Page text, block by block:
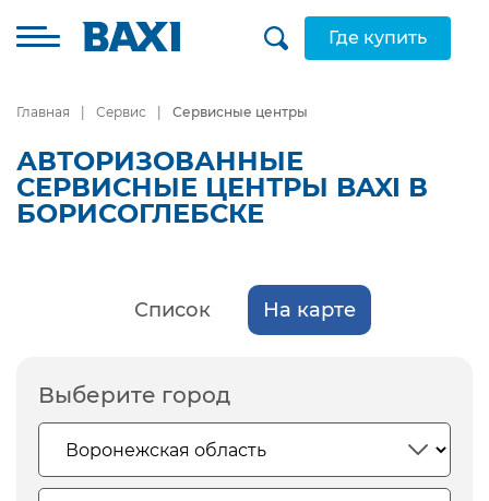
Где купить
Главная Сервис Сервисные центры
АВТОРИЗОВАННЫЕ
СЕРВИСНЫЕ ЦЕНТРЫ BAXI В
БОРИСОГЛЕБСКЕ
Список На карте
Выберите город